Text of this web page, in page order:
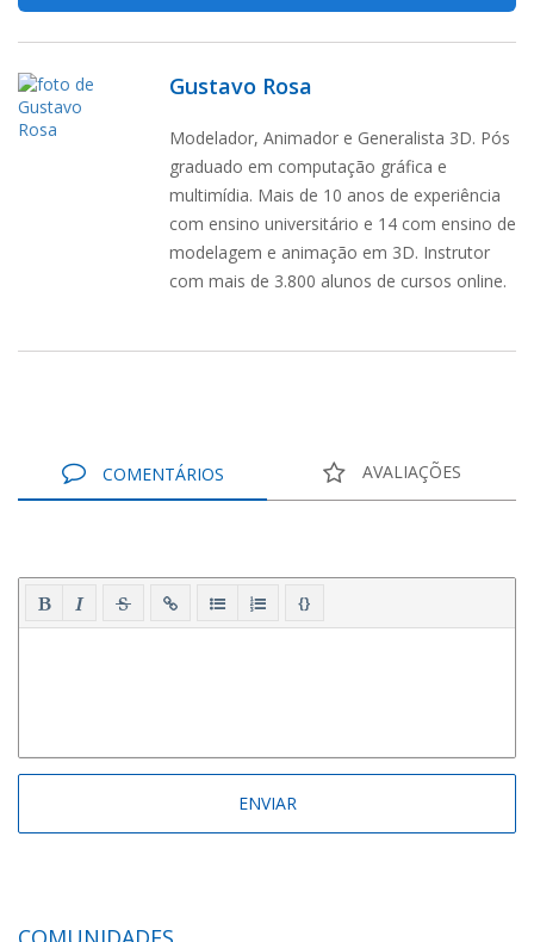
Gustavo Rosa
Modelador, Animador e Generalista 3D. Pós
graduado em computação gráfica e
multimídia. Mais de 10 anos de experiência
com ensino universitário e 14 com ensino de
modelagem e animação em 3D. Instrutor
com mais de 3.800 alunos de cursos online.
COMENTÁRIOS AVALIAÇÕES
{}